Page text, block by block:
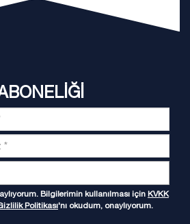
Bilgilerimin kullanılması için KVKK
Politikası'nı okudum, onaylıyorum.